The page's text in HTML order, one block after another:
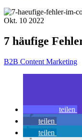
Okt. 10 2022
7 häufige
B2B Content Marketing
teilen
teilen
teilen